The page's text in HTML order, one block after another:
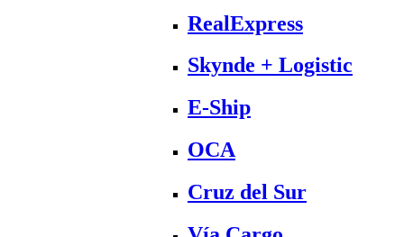
RealExpress
Skynde + Logistic
E-Ship
OCA
Cruz del Sur